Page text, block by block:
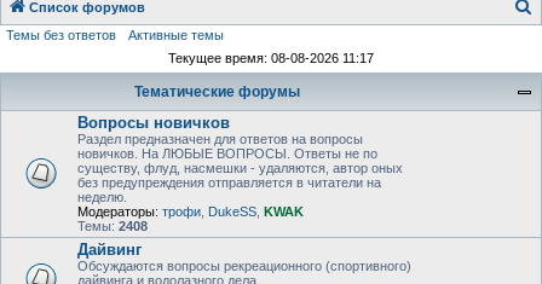
Список форумов
Темы без ответов
Активные темы
Текущее время: 08-08-2026 11:17
Тематические форумы
Вопросы новичков
Раздел предназначен для ответов на вопросы
новичков. На ЛЮБЫЕ ВОПРОСЫ. Ответы не по
существу, флуд, насмешки - удаляются, автор оных
без предупреждения отправляется в читатели на
неделю.
Модераторы: трофи DukeSS KWAK
Темы: 2408
Дайвинг
Обсуждаются вопросы рекреационного (спортивного)
дайвинга и водолазного дела.